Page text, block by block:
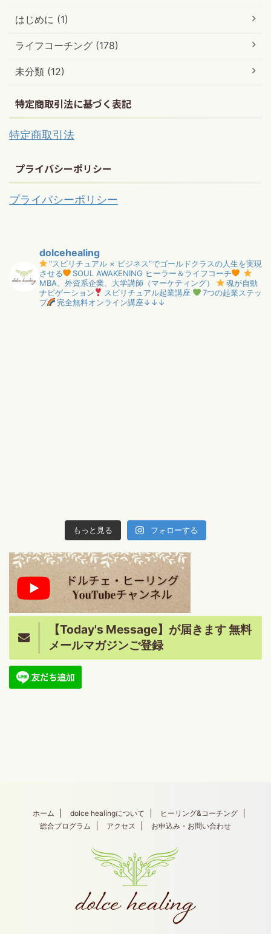
はじめに (1)
ライフコーチング (178)
未分類 (12)
特定商取引法に基づく表記
特定商取引法
プライバシーポリシー
プライバシーポリシー
dolcehealing
"スピリチュアル × ビジネス”でゴールドクラスの人生を実現
させる
SOUL AWAKENING ヒーラー＆ライフコーチ
MBA、外資系企業、大学講師（マーケティング）
魂が自動
ナビゲーション
スピリチュアル起業講座
7つの起業ステッ
プ
完全無料オンライン講座↓↓↓
もっと見る フォローする
【Today's Message】が届きます 無料
メールマガジンご登録
ホーム dolce healingについて
ヒーリング&コーチング
総合プログラム
アクセス お申込み・お問い合わせ